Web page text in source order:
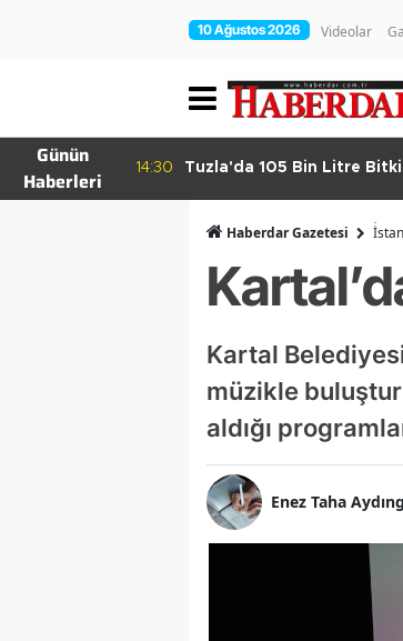
10 Ağustos 2026 Videolar
Günün
Haberleri
14:30
Tuzla'da 105 Bin Litre
Haberdar Gazetesi
Kartal
müzikle
aldığı
Enez Taha